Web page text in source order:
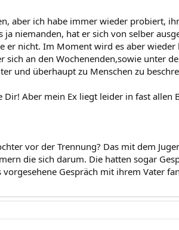
aber ich habe immer wieder probiert,
niemanden, hat er sich von selber
er nicht. Im Moment wird es aber wieder
an den Wochenenden,sowie unter
und überhaupt zu Menschen zu
Aber mein Ex liegt leider in fast allen
vor der Trennung? Das mit dem
die sich darum. Die hatten sogar
Gespräch mit ihrem Vater